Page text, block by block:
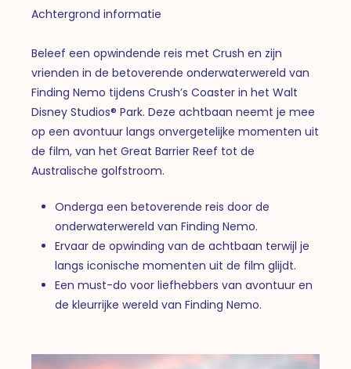
Achtergrond informatie
Beleef een opwindende reis met Crush en zijn
vrienden in de betoverende onderwaterwereld van
Finding Nemo tijdens Crush’s Coaster in het Walt
Disney Studios® Park. Deze achtbaan neemt je mee
op een avontuur langs onvergetelijke momenten uit
de film, van het Great Barrier Reef tot de
Australische golfstroom.
Onderga een betoverende reis door de
onderwaterwereld van Finding Nemo.
Ervaar de opwinding van de achtbaan terwijl je
langs iconische momenten uit de film glijdt.
Een must-do voor liefhebbers van avontuur en
de kleurrijke wereld van Finding Nemo.